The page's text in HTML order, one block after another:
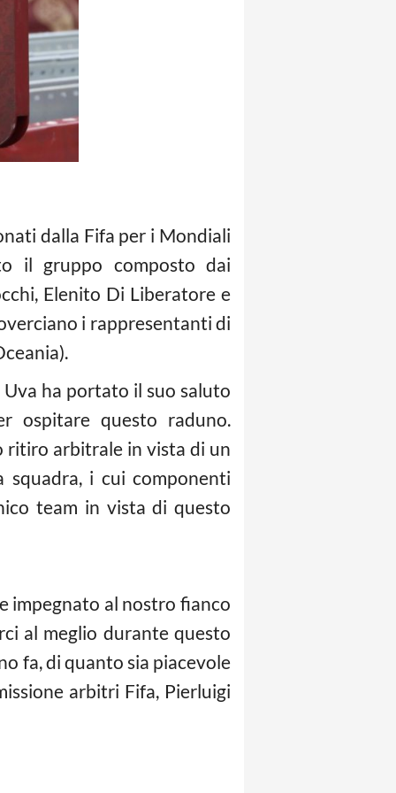
dalla Fifa per i Mondiali
il gruppo composto dai
Elenito Di Liberatore e
i rappresentanti di
ha portato il suo saluto
ospitare questo raduno.
ritiro arbitrale in vista di un
squadra, i cui componenti
team in vista di questo
impegnato al nostro fianco
al meglio durante questo
fa, di quanto sia piacevole
arbitri Fifa, Pierluigi